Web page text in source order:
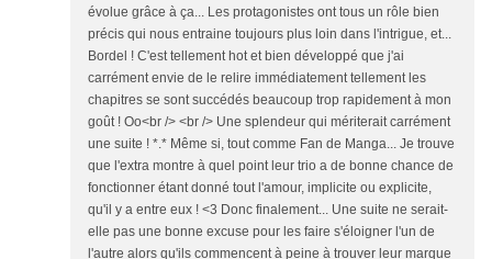
évolue grâce à ça... Les protagonistes ont tous un rôle bien
précis qui nous entraine toujours plus loin dans l'intrigue, et...
Bordel ! C'est tellement hot et bien développé que j'ai
carrément envie de le relire immédiatement tellement les
chapitres se sont succédés beaucoup trop rapidement à mon
goût ! Oo<br /> <br /> Une splendeur qui mériterait carrément
une suite ! *.* Même si, tout comme Fan de Manga... Je trouve
que l'extra montre à quel point leur trio a de bonne chance de
fonctionner étant donné tout l'amour, implicite ou explicite,
qu'il y a entre eux ! <3 Donc finalement... Une suite ne serait-
elle pas une bonne excuse pour les faire s'éloigner l'un de
l'autre alors qu'ils commencent à peine à trouver leur marque